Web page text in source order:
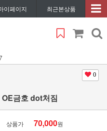
이페이지 최근본상품
0
금호 dot처짐
상품가 70,000원